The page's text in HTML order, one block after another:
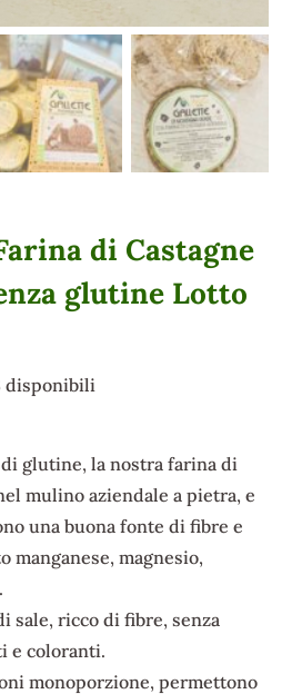
di Castagne
glutine Lotto
disponibili
glutine, la nostra farina di
mulino aziendale a pietra, e
una buona fonte di fibre e
magnesio,
sale, ricco di fibre, senza
e coloranti.
monoporzione, permettono